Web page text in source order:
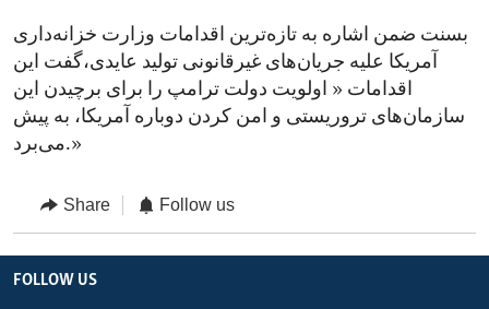
بسنت ضمن اشاره به تازه‌ترین اقدامات وزارت خزانه‌داری
آمریکا علیه جریان‌های غیرقانونی تولید عایدی،گفت این
اقدامات « اولویت دولت ترامپ را برای برچیدن این
سازمان‌های تروریستی و امن‌ کردن دوباره آمریکا، به پیش
می‌برد.»
Share Follow us
FOLLOW US